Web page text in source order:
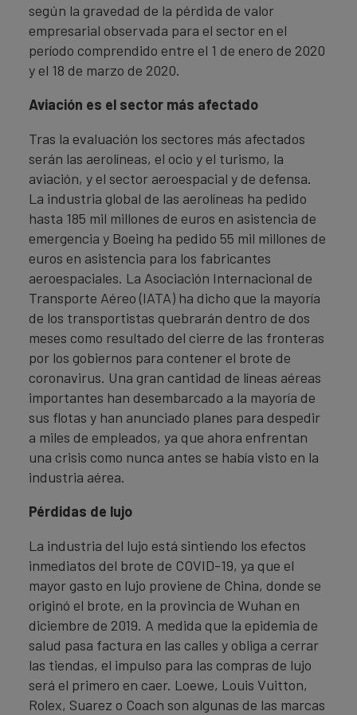
según la gravedad de la pérdida de valor
empresarial observada para el sector en el
período comprendido entre el 1 de enero de 2020
y el 18 de marzo de 2020.
Aviación es el sector más afectado
Tras la evaluación los sectores más afectados
serán las aerolíneas, el ocio y el turismo, la
aviación, y el sector aeroespacial y de defensa.
La industria global de las aerolíneas ha pedido
hasta 185 mil millones de euros en asistencia de
emergencia y Boeing ha pedido 55 mil millones de
euros en asistencia para los fabricantes
aeroespaciales. La Asociación Internacional de
Transporte Aéreo (IATA) ha dicho que la mayoría
de los transportistas quebrarán dentro de dos
meses como resultado del cierre de las fronteras
por los gobiernos para contener el brote de
coronavirus. Una gran cantidad de líneas aéreas
importantes han desembarcado a la mayoría de
sus flotas y han anunciado planes para despedir
a miles de empleados, ya que ahora enfrentan
una crisis como nunca antes se había visto en la
industria aérea.
Pérdidas de lujo
La industria del lujo está sintiendo los efectos
inmediatos del brote de COVID-19, ya que el
mayor gasto en lujo proviene de China, donde se
originó el brote, en la provincia de Wuhan en
diciembre de 2019. A medida que la epidemia de
salud pasa factura en las calles y obliga a cerrar
las tiendas, el impulso para las compras de lujo
será el primero en caer. Loewe, Louis Vuitton,
Rolex, Suarez o Coach son algunas de las marcas